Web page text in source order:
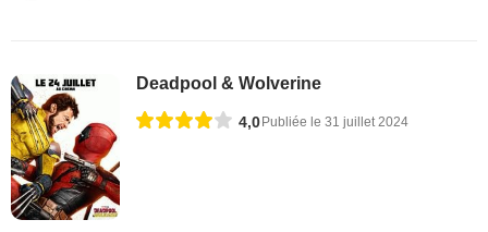
Deadpool & Wolverine
4,0 Publiée le 31 juillet 2024